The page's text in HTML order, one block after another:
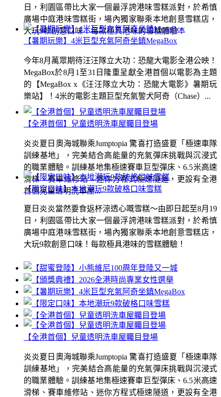
日，利園區帶比大家一個最浮誇港味雪糕派對，於希慎
廣場中庭港味雪糕街，場內獨家聯乘本地創意雪糕店，
大玩9款創意口味！每款極具港味的雪糕體驗！
【全港首個】兒童透明洗車屋矚目登場
炎炎夏日奧海城聯乘Jumptopia 驚喜打造盛夏「極速車隊
訓練基地」，完美結合高能量的充氣彈床挑戰與沉浸式
的職業體驗。訓練基地集極速賽車巨型彈床、6.5米高速
滑梯、賽車維修站、迷你方程式極速隧道，更設有全港
首個兒童透明洗車屋...
【暑期玩樂】4米巨型充氣阿奇坐鎮MegaBox
今年8月萬眾期待汪汪隊立大功：恐龍大電影全港公映！
MegaBox於8月1至31日隆重呈獻全港首個以電影為主題
的【MegaBox x《汪汪隊立大功：恐龍大電影》暑期玩
樂站】！4米的電影主題巨型充氣警犬阿奇（Chase）...
【限定口味】本地潮玩9款破格口味雪糕
夏日炎炎當然要食返杯涼透心嘅雪糕～由即日起至8月19
日，利園區帶比大家一個最浮誇港味雪糕派對，於希慎
廣場中庭港味雪糕街，場內獨家聯乘本地創意雪糕店，
大玩9款創意口味！每款極具港味的雪糕體驗！
【全港首個】兒童透明洗車屋矚目登場
炎炎夏日奧海城聯乘Jumptopia 驚喜打造盛夏「極速車隊
訓練基地」，完美結合高能量的充氣彈床挑戰與沉浸式
的職業體驗。訓練基地集極速賽車巨型彈床、6.5米高速
滑梯、賽車維修站、迷你方程式極速隧道，更設有全港